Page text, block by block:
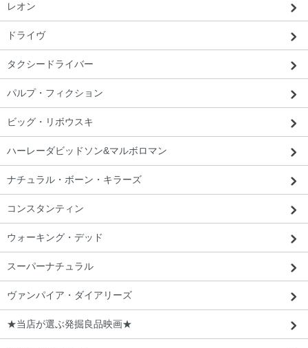
栃木都 T・O様 「問い合わせに対する返
信が早く、感じが良かったです。」
レオン
ドライヴ
タクシードライバー
パルプ・フィクション
ビッグ・リボウスキ
ハーレーダビッドソン&マルボロマン
ナチュラル・ボーン・キラーズ
コンスタンティン
ウォーキング・デッド
スーパーナチュラル
ヴァンパイア・ダイアリーズ
★当店が選ぶ発掘良品映画★